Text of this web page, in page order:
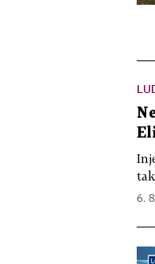
6.